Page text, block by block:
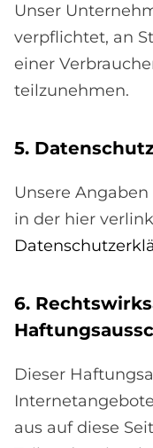
Unser
verpflichtet, an
einer
teilzunehmen.
5.
Unsere
in der hier
6.
Dieser
aus auf diese